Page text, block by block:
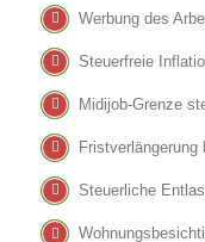
Werbung des
Steuerfreie
Midijob-Grenze
Fristverlängerung
Steuerliche